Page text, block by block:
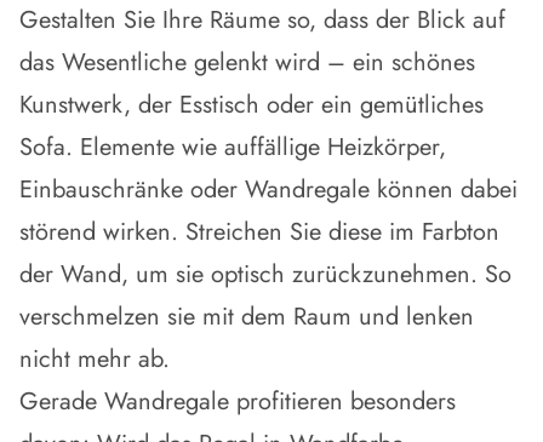
Gestalten Sie Ihre Räume so, dass der Blick auf
das Wesentliche gelenkt wird – ein schönes
Kunstwerk, der Esstisch oder ein gemütliches
Sofa. Elemente wie auffällige Heizkörper,
Einbauschränke oder Wandregale können dabei
störend wirken. Streichen Sie diese im Farbton
der Wand, um sie optisch zurückzunehmen. So
verschmelzen sie mit dem Raum und lenken
nicht mehr ab.
Gerade Wandregale profitieren besonders